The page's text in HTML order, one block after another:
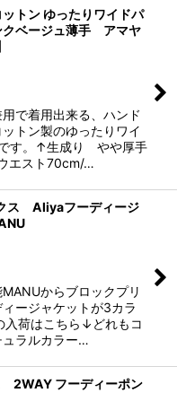
トン ゆったりワイドパ
ベージュ薄手 アマヤ
で着用出来る、ハンド
トン製のゆったりワイ
です。↑生成り やや厚手
エスト70cm/…
ス Aliyaフーディージ
からブロックプリ
ージャケットが3カラ
荷はこちら↓どれもコ
ュラルカラー…
2WAY フーディーポン